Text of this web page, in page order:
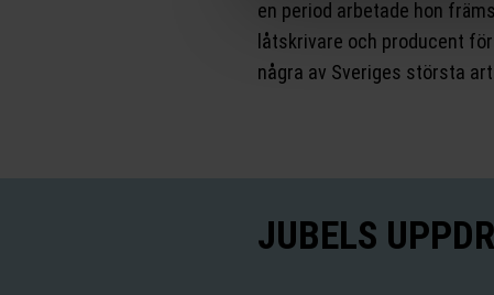
en period arbetade hon
låtskrivare och producent
några av Sveriges största
JUBELS